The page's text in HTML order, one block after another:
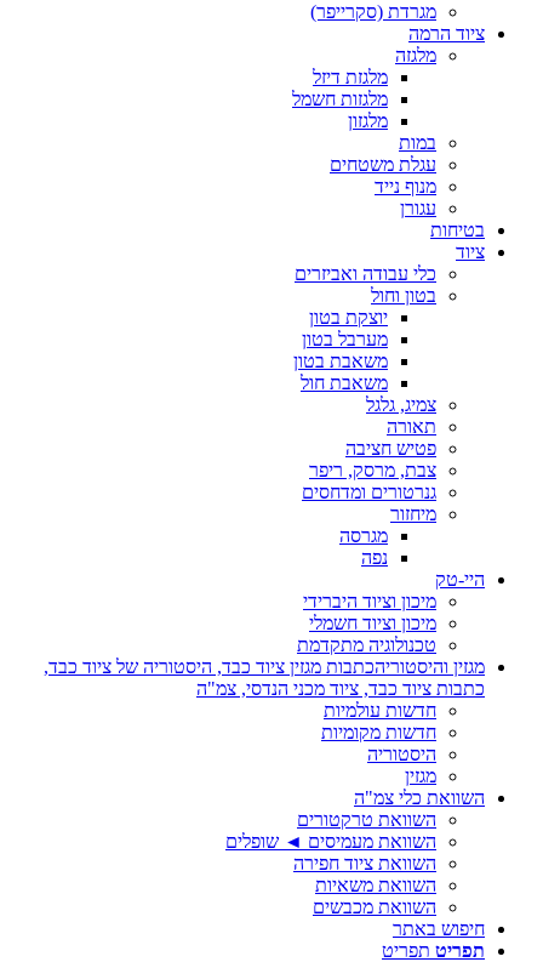
מגרדת (סקרייפר)
ציוד הרמה
מלגזה
מלגזת דיזל
מלגזות חשמל
מלגזון
במות
עגלת משטחים
מנוף נייד
עגורן
בטיחות
ציוד
כלי עבודה ואביזרים
בטון וחול
יוצקת בטון
מערבל בטון
משאבת בטון
משאבת חול
צמיג, גלגל
תאורה
פטיש חציבה
צבת, מרסק, ריפר
גנרטורים ומדחסים
מיחזור
מגרסה
נפה
היי-טק
מיכון וציוד היברידי
מיכון וציוד חשמלי
טכנולוגיה מתקדמת
מגזין והיסטוריהכתבות מגזין ציוד כבד, היסטוריה של ציוד כבד,
כתבות ציוד כבד, ציוד מכני הנדסי, צמ"ה
חדשות עולמיות
חדשות מקומיות
היסטוריה
מגזין
השוואת כלי צמ"ה
השוואת טרקטורים
השוואת מעמיסים ◄ שופלים
השוואת ציוד חפירה
השוואת משאיות
השוואת מכבשים
חיפוש באתר
תפריט תפריט